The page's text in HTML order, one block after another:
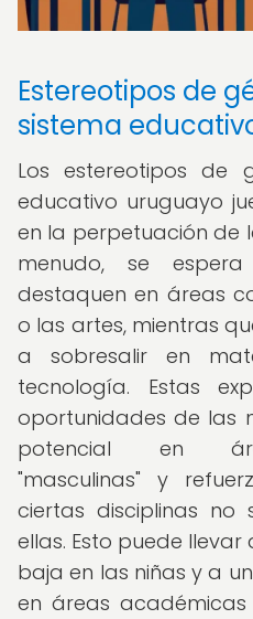
Estereotipos de
sistema
Los estereotipos de
educativo uruguayo
en la perpetuación de
menudo, se
destaquen en áreas
o las artes, mientras
a sobresalir en
tecnología. Estas
oportunidades de las
potencial en
"masculinas" y
ciertas disciplinas
ellas. Esto puede
baja en las niñas y a
en áreas